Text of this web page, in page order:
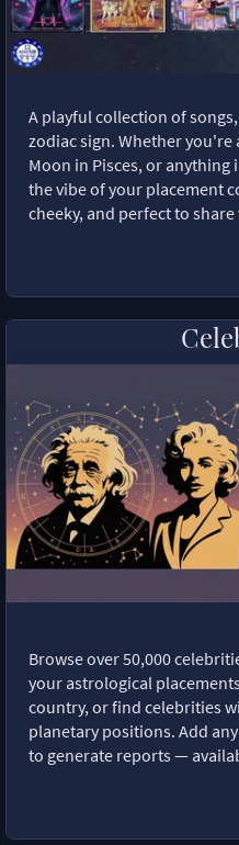
A playful collection of
zodiac sign. Whether you're
Moon in Pisces, or anything
the vibe of your placement
cheeky, and perfect to
Browse over 50,000
your astrological
country, or find celebrities
planetary positions. Add
to generate reports —